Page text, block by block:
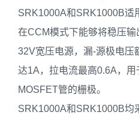
SRK1000A和SRK1000B适
在CCM模式下能够将稳压
32V宽压电源，漏-源极电压
达1A，拉电流最高0.6A，
MOSFET管的栅极。
SRK1000A和SRK1000B均